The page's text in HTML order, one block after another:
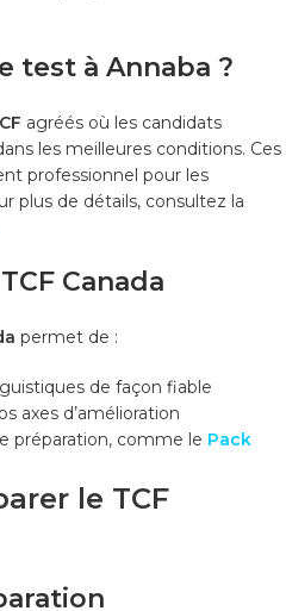
test à Annaba ?
agréés où les candidats
les meilleures conditions. Ces
professionnel pour les
plus de détails, consultez la
Canada
permet de :
de façon fiable
axes d’amélioration
préparation, comme le Pack
le TCF